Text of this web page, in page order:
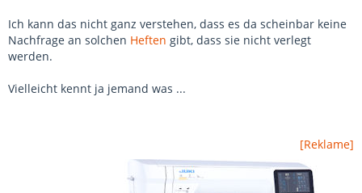
Ich kann das nicht ganz verstehen, dass es da scheinbar keine
Nachfrage an solchen Heften gibt, dass sie nicht verlegt
werden.
Vielleicht kennt ja jemand was ...
[Reklame]